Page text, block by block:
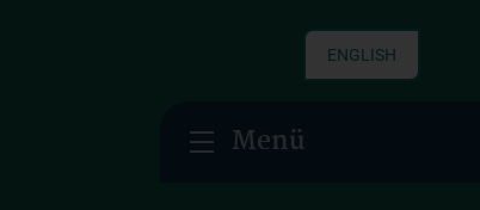
ENGLISH
Menü